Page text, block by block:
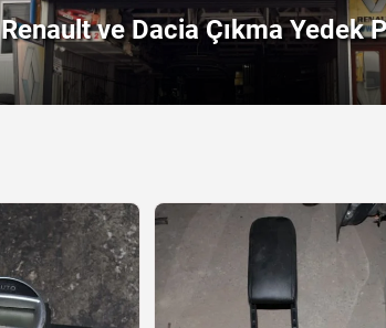
Renault ve Dacia Çıkma Yedek
Arayın!